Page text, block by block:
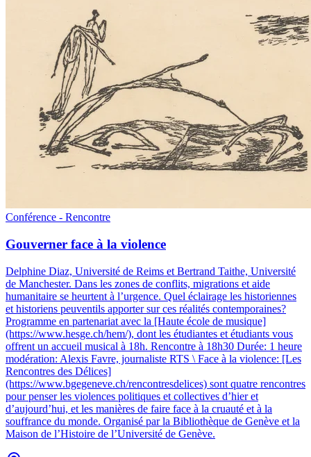
Conférence - Rencontre
Gouverner face à la violence
Delphine Diaz, Université de Reims et Bertrand Taithe, Université
de Manchester. Dans les zones de conflits, migrations et aide
humanitaire se heurtent à l’urgence. Quel éclairage les historiennes
et historiens peuventils apporter sur ces réalités contemporaines?
Programme en partenariat avec la [Haute école de musique]
(https://www.hesge.ch/hem/), dont les étudiantes et étudiants vous
offrent un accueil musical à 18h. Rencontre à 18h30 Durée: 1 heure
modération: Alexis Favre, journaliste RTS \ Face à la violence: [Les
Rencontres des Délices]
(https://www.bgegeneve.ch/rencontresdelices) sont quatre rencontres
pour penser les violences politiques et collectives d’hier et
d’aujourd’hui, et les manières de faire face à la cruauté et à la
souffrance du monde. Organisé par la Bibliothèque de Genève et la
Maison de l’Histoire de l’Université de Genève.